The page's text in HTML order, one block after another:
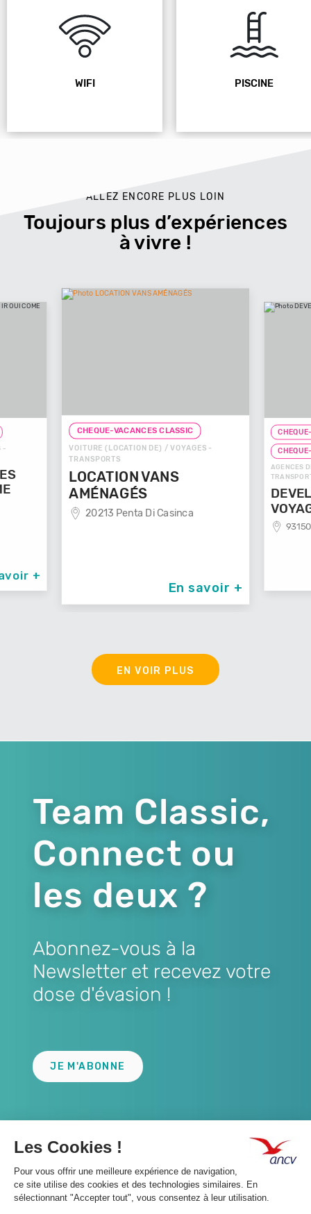
WIFI PISCINE
ALLEZ ENCORE PLUS LOIN
Toujours plus d’expériences
à vivre !
-
+
CHEQUE-VACANCES CLASSIC
VOITURE (LOCATION DE) / VOYAGES -
TRANSPORTS
LOCATION VANS
AMÉNAGÉS
20213 Penta Di Casinca
En savoir +
AGENCES
EN VOIR PLUS
Team Classic,
Connect ou
les deux ?
Abonnez-vous à la
Newsletter et recevez votre
dose d'évasion !
JE M'ABONNE